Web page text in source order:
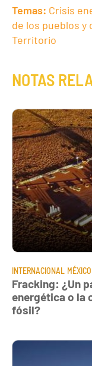
Temas: Crisis
de los pueblos y
Territorio
NOTAS
INTERNACIONAL MÉXICO
Fracking: ¿Un
energética o la
fósil?